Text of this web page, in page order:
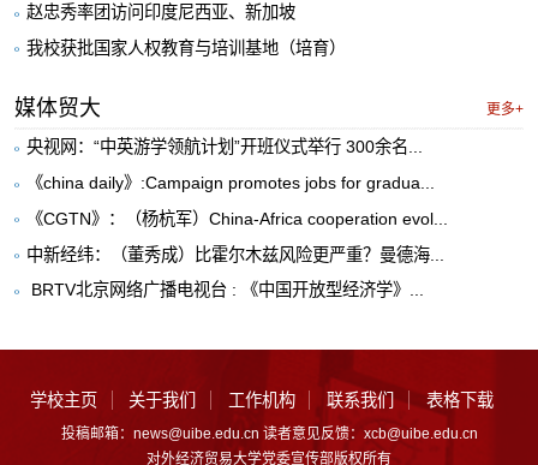
赵忠秀率团访问印度尼西亚、新加坡
我校获批国家人权教育与培训基地（培育）
媒体贸大 更多+
央视网：“中英游学领航计划”开班仪式举行 300余名...
《china daily》:Campaign promotes jobs for gradua...
《CGTN》：（杨杭军）China-Africa cooperation evol...
中新经纬：（董秀成）比霍尔木兹风险更严重？曼德海...
​ BRTV北京网络广播电视台 : 《中国开放型经济学》...
学校主页 关于我们 工作机构 联系我们 表格下载
投稿邮箱：news@uibe.edu.cn 读者意见反馈：xcb@uibe.edu.cn
对外经济贸易大学党委宣传部版权所有